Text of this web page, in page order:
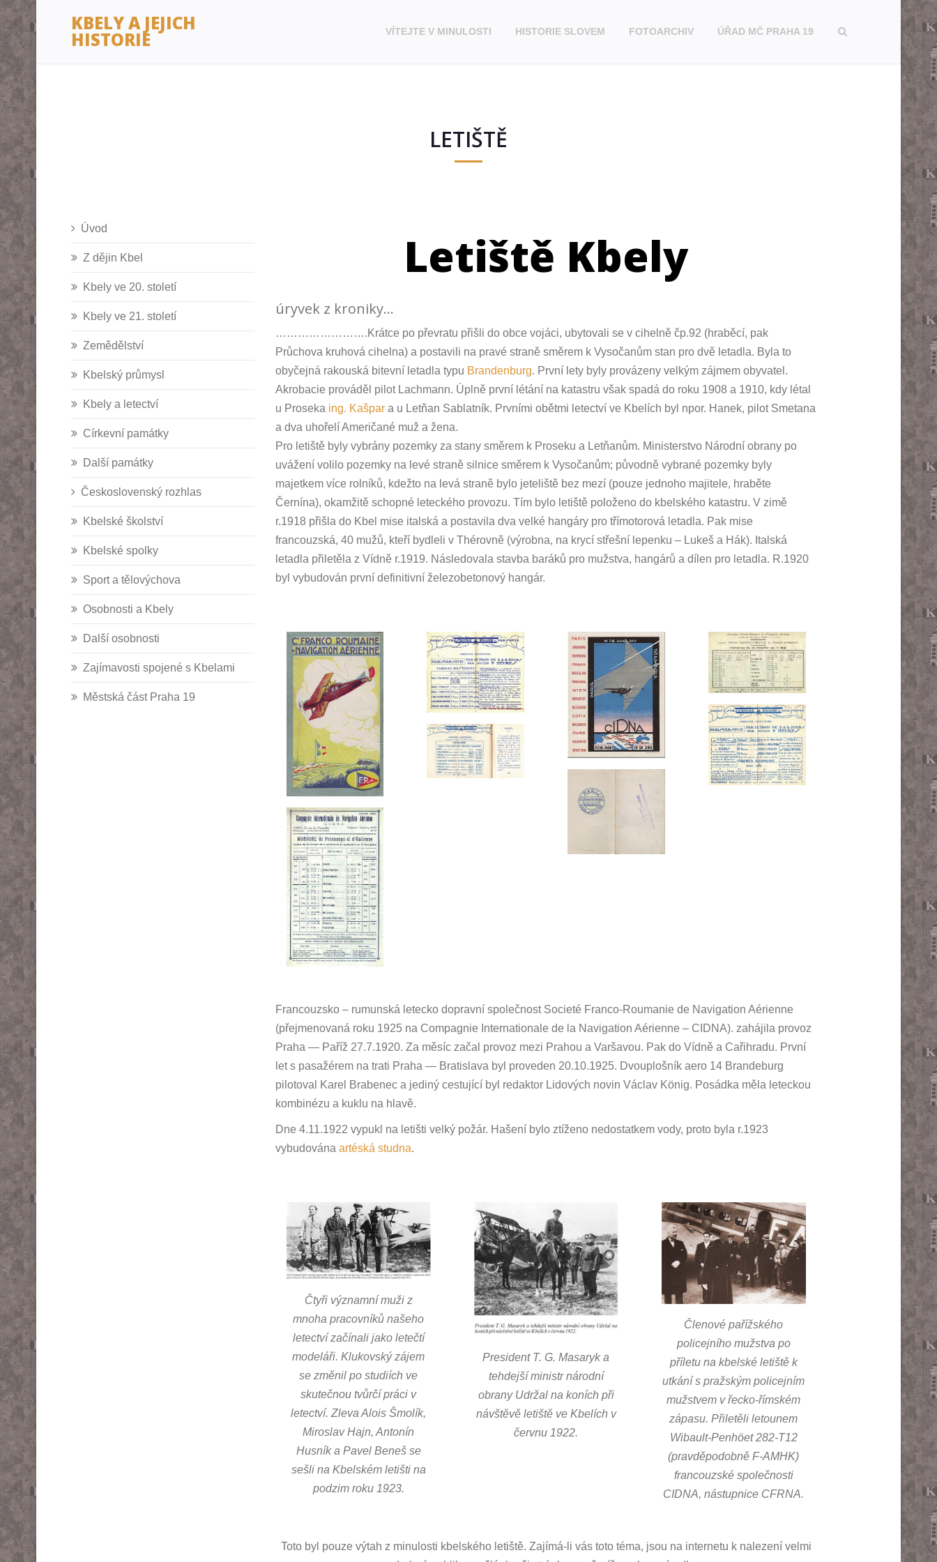
KBELY A JEJICH
HISTORIE VÍTEJTE V MINULOSTI HISTORIE SLOVEM FOTOARCHIV ÚŘAD MČ PRAHA 19
LETIŠTĚ
Úvod
Z dějin Kbel
Kbely ve 20. století
Kbely ve 21. století
Zemědělství
Kbelský průmysl
Kbely a letectví
Církevní památky
Další památky
Československý rozhlas
Kbelské školství
Kbelské spolky
Sport a tělovýchova
Osobnosti a Kbely
Další osobnosti
Zajímavosti spojené s Kbelami
Městská část Praha 19
Letiště Kbely
úryvek z kroniky…
…………………….Krátce po převratu přišli do obce vojáci, ubytovali se v cihelně čp.92 (hraběcí, pak
Průchova kruhová cihelna) a postavili na pravé straně směrem k Vysočanům stan pro dvě letadla. Byla to
obyčejná rakouská bitevní letadla typu Brandenburg. První lety byly provázeny velkým zájmem obyvatel.
Akrobacie prováděl pilot Lachmann. Úplně první létání na katastru však spadá do roku 1908 a 1910, kdy létal
u Proseka ing. Kašpara u Letňan Sablatník. Prvními obětmi letectví ve Kbelích byl npor. Hanek, pilot Smetana
a dva uhořelí Američané muž a žena.
Pro letiště byly vybrány pozemky za stany směrem k Proseku a Letňanům. Ministerstvo Národní obrany po
uvážení volilo pozemky na levé straně silnice směrem k Vysočanům; původně vybrané pozemky byly
majetkem více rolníků, kdežto na levá straně bylo jeteliště bez mezí (pouze jednoho majitele, hraběte
Černína), okamžitě schopné leteckého provozu. Tím bylo letiště položeno do kbelského katastru. V zimě
r.1918 přišla do Kbel mise italská a postavila dva velké hangáry pro třímotorová letadla. Pak mise
francouzská, 40 mužů, kteří bydleli v Thérovně (výrobna, na krycí střešní lepenku – Lukeš a Hák). Italská
letadla přiletěla z Vídně r.1919. Následovala stavba baráků pro mužstva, hangárů a dílen pro letadla. R.1920
byl vybudován první definitivní železobetonový hangár.
Francouzsko – rumunská letecko dopravní společnost Societé Franco-Roumanie de Navigation Aérienne
(přejmenovaná roku 1925 na Compagnie Internationale de la Navigation Aérienne – CIDNA). zahájila provoz
Praha — Paříž 27.7.1920. Za měsíc začal provoz mezi Prahou a Varšavou. Pak do Vídně a Cařihradu. První
let s pasažérem na trati Praha — Bratislava byl proveden 20.10.1925. Dvouplošník aero 14 Brandeburg
pilotoval Karel Brabenec a jediný cestující byl redaktor Lidových novin Václav König. Posádka měla leteckou
kombinézu a kuklu na hlavě.
Dne 4.11.1922 vypukl na letišti velký požár. Hašení bylo ztíženo nedostatkem vody, proto byla r.1923
vybudována artéská studna.
Čtyři významní muži z
mnoha pracovníků našeho
letectví začínali jako letečtí
modeláři. Klukovský zájem
se změnil po studiích ve
skutečnou tvůrčí práci v
letectví. Zleva Alois Šmolík,
Miroslav Hajn, Antonín
Husník a Pavel Beneš se
sešli na Kbelském letišti na
podzim roku 1923.
President T. G. Masaryk a
tehdejší ministr národní
obrany Udržal na koních při
návštěvě letiště ve Kbelích v
červnu 1922.
Členové pařížského
policejního mužstva po
příletu na kbelské letiště k
utkání s pražským policejním
mužstvem v řecko-římském
zápasu. Přiletěli letounem
Wibault-Penhöet 282-T12
(pravděpodobně F-AMHK)
francouzské společnosti
CIDNA, nástupnice CFRNA.
Toto byl pouze výtah z minulosti kbelského letiště. Zajímá-li vás toto téma, jsou na internetu k nalezení velmi